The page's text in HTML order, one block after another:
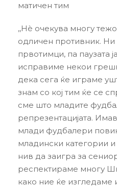
матичен тим
,,Нè очекува многу
одличен противник. Ни
првотимци, па паузата
исправиме некои
дека сега ќе играме
знам со кој тим ќе се
сме што младите
репрезентацијата.
млади фудбалери
младински категории и
нив да заигра за
респектираме многу
како ние ќе